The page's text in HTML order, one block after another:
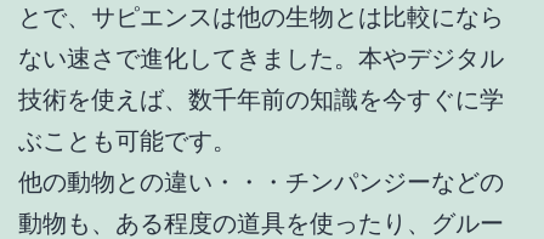
とで、サピエンスは他の生物とは比較になら
ない速さで進化してきました。本やデジタル
技術を使えば、数千年前の知識を今すぐに学
ぶことも可能です。
他の動物との違い・・・チンパンジーなどの
動物も、ある程度の道具を使ったり、グルー